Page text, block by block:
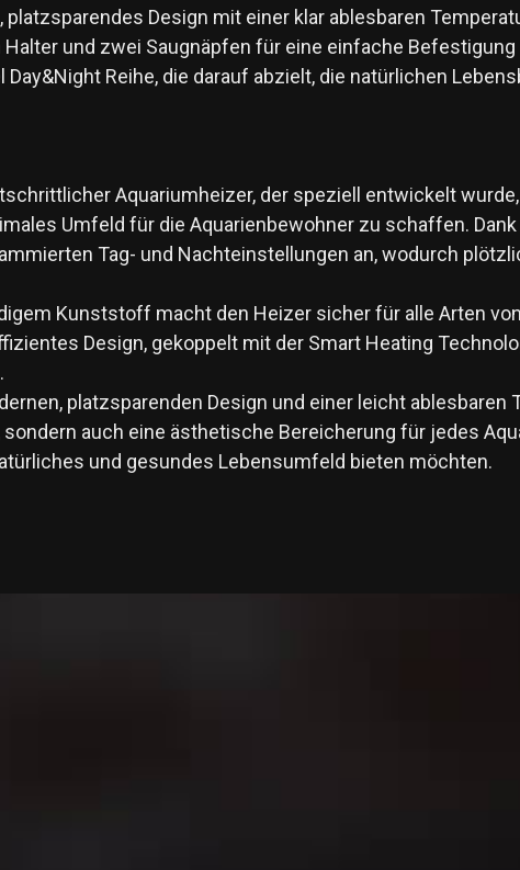
Design mit einer klar ablesbaren
und zwei Saugnäpfen für eine einfache
Day&Night Reihe, die darauf abzielt, die natürlichen
Aquariumheizer, der speziell entwickelt
Umfeld für die Aquarienbewohner zu schaffen.
Tag- und Nachteinstellungen an, wodurch
Kunststoff macht den Heizer sicher für alle Arten
Design, gekoppelt mit der Smart Heating
platzsparenden Design und einer leicht ablesbaren
auch eine ästhetische Bereicherung für jedes
und gesundes Lebensumfeld bieten möchten.